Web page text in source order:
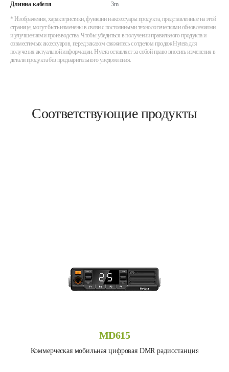
Длинна кабеля 3m
* Изображения, характеристики, функции и аксессуары продукта, представленные на этой
странице, могут быть изменены в связи с постоянными технологическими обновлениями
и улучшениями производства. Чтобы убедиться в получении правильного продукта и
совместимых аксессуаров, перед заказом свяжитесь с отделом продаж Hytera для
получения актуальной информации. Hytera оставляет за собой право вносить изменения в
детали продукта без предварительного уведомления.
Соответствующие продукты
MD615
Коммерческая мобильная цифровая DMR радиостанция